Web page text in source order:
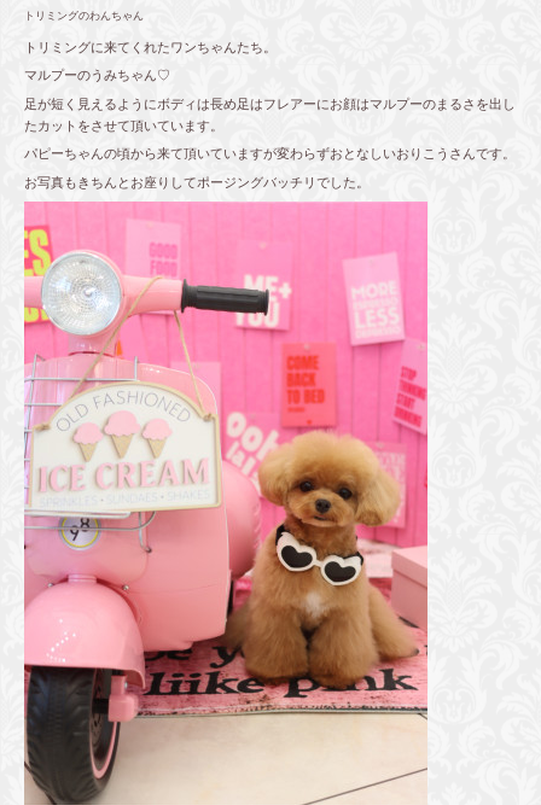
トリミングのわんちゃん
トリミングに来てくれたワンちゃんたち。
マルプーのうみちゃん♡
足が短く見えるようにボディは長め足はフレアーにお顔はマルプーのまるさを出し
たカットをさせて頂いています。
パピーちゃんの頃から来て頂いていますが変わらずおとなしいおりこうさんです。
お写真もきちんとお座りしてポージングバッチリでした。